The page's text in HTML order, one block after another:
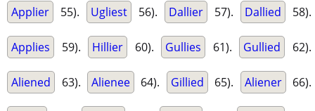
Applier 55). Ugliest 56). Dallier 57). Dallied 58).
Applies 59). Hillier 60). Gullies 61). Gullied 62).
Aliened 63). Alienee 64). Gillied 65). Aliener 66).